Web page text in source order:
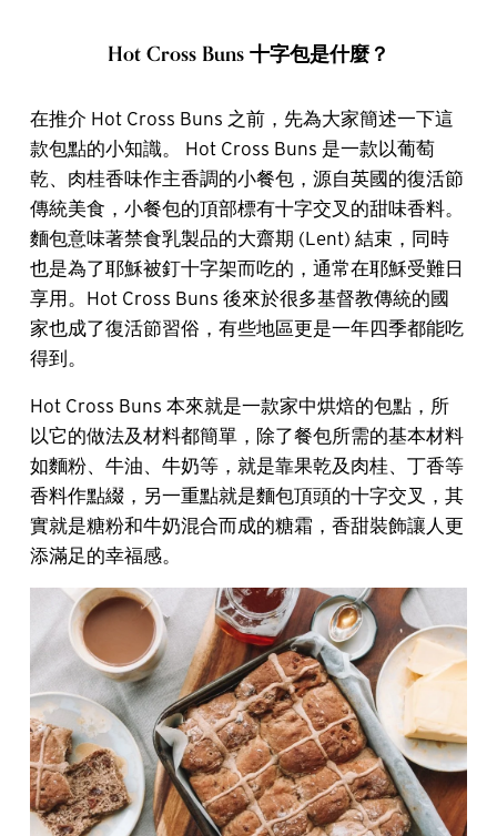
Hot Cross Buns 十字包是什麼？
在推介 Hot Cross Buns 之前，先為大家簡述一下這
款包點的小知識。 Hot Cross Buns 是一款以葡萄
乾、肉桂香味作主香調的小餐包，源自英國的復活節
傳統美食，小餐包的頂部標有十字交叉的甜味香料。
麵包意味著禁食乳製品的大齋期 (Lent) 結束，同時
也是為了耶穌被釘十字架而吃的，通常在耶穌受難日
享用。Hot Cross Buns 後來於很多基督教傳統的國
家也成了復活節習俗，有些地區更是一年四季都能吃
得到。
Hot Cross Buns 本來就是一款家中烘焙的包點，所
以它的做法及材料都簡單，除了餐包所需的基本材料
如麵粉、牛油、牛奶等，就是靠果乾及肉桂、丁香等
香料作點綴，另一重點就是麵包頂頭的十字交叉，其
實就是糖粉和牛奶混合而成的糖霜，香甜裝飾讓人更
添滿足的幸福感。